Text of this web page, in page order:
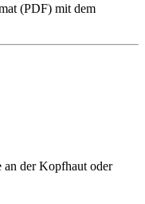
(PDF) mit dem
an der Kopfhaut oder